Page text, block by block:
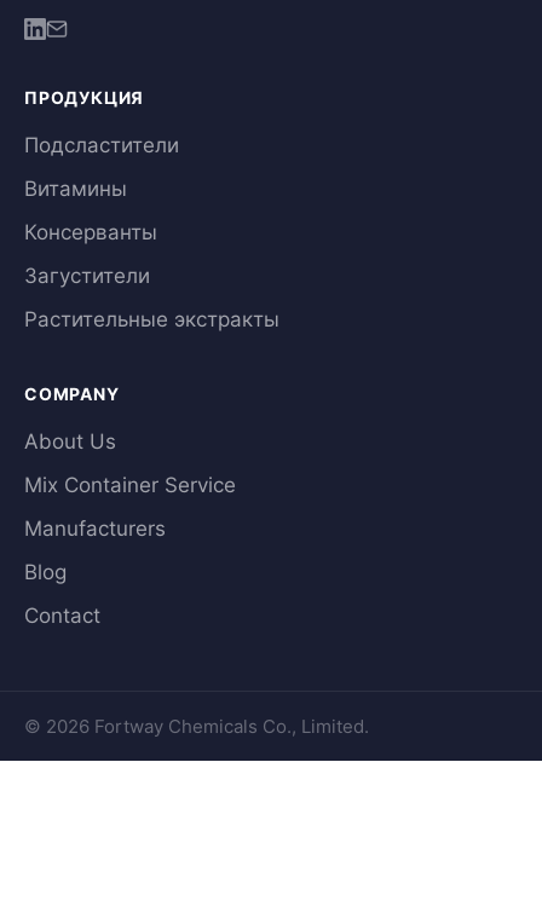
ПРОДУКЦИЯ
Подсластители
Витамины
Консерванты
Загустители
Растительные экстракты
COMPANY
About Us
Mix Container Service
Manufacturers
Blog
Contact
© 2026 Fortway Chemicals Co., Limited.